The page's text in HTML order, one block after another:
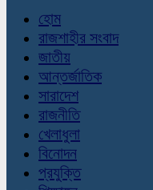
হোম
রাজশাহীর সংবাদ
জাতীয়
আন্তর্জাতিক
সারাদেশ
রাজনীতি
খেলাধুলা
বিনোদন
প্রযুক্তি